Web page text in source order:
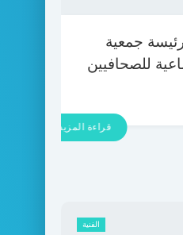
جمعية
للصحافيين
قراءة المزيد
الفنية